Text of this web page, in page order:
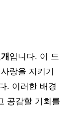
입니다. 이 드
랑을 지키기
. 이러한 배경
공감할 기회를